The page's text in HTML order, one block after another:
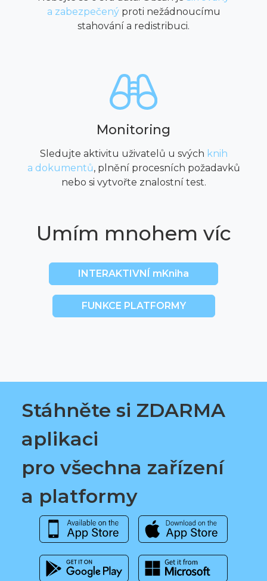
a zabezpečenýproti nežádnoucímu
stahování a redistribuci.
Monitoring
Sledujte aktivitu uživatelů u svých knih
a dokumentů, plnění procesních požadavků
nebo si vytvořte znalostní test.
Umím mnohem víc
INTERAKTIVNÍ mKniha
FUNKCE PLATFORMY
Stáhněte si ZDARMA
aplikaci
pro všechna zařízení
a platformy